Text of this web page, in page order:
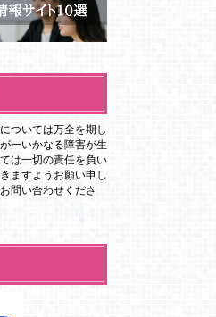
ついては万全を期し
一いかなる障害が生
は一切の責任を負い
ますようお願い申し
問い合わせくださ